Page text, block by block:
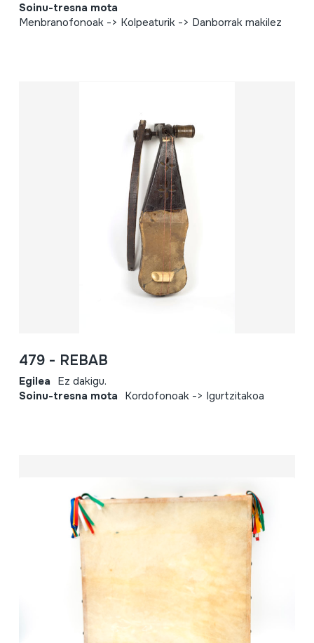
Soinu-tresna mota
Menbranofonoak -> Kolpeaturik -> Danborrak makilez
479 - REBAB
Egilea Ez dakigu.
Soinu-tresna mota Kordofonoak -> Igurtzitakoa